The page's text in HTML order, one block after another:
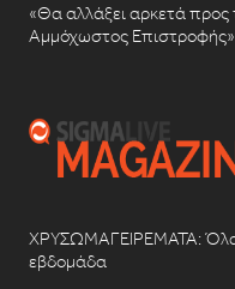
«Θα αλλάξει αρκετά προς
Αμμόχωστος Επιστροφής»
ΧΡΥΣΩΜΑΓΕΙΡΕΜΑΤΑ:
εβδομάδα